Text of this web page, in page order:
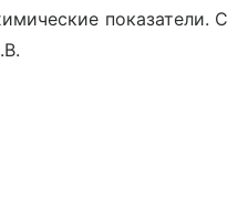
показатели. С